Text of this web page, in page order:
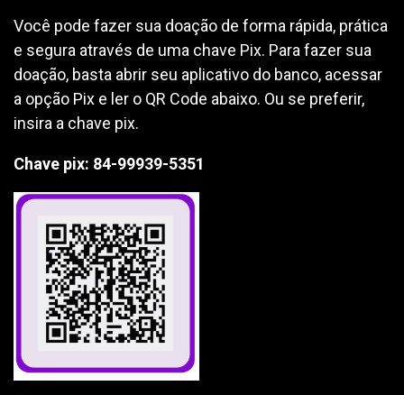
Você pode fazer sua doação de forma rápida, prática
e segura através de uma chave Pix. Para fazer sua
doação, basta abrir seu aplicativo do banco, acessar
a opção Pix e ler o QR Code abaixo. Ou se preferir,
insira a chave pix.
Chave pix: 84-99939-5351